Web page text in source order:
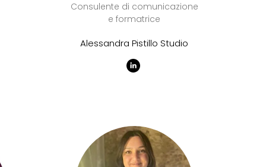
Consulente di comunicazione
e formatrice
Alessandra Pistillo Studio